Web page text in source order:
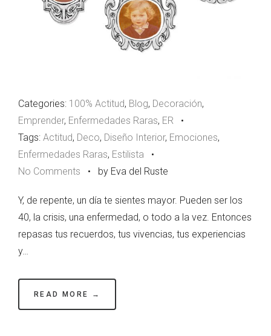
Categories: 100% Actitud, Blog, Decoración,
Emprender, Enfermedades Raras, ER •
Tags: Actitud, Deco, Diseño Interior, Emociones,
Enfermedades Raras, Estilista •
No Comments • by Eva del Ruste
Y, de repente, un día te sientes mayor. Pueden ser los
40, la crisis, una enfermedad, o todo a la vez. Entonces
repasas tus recuerdos, tus vivencias, tus experiencias
y…
READ MORE →